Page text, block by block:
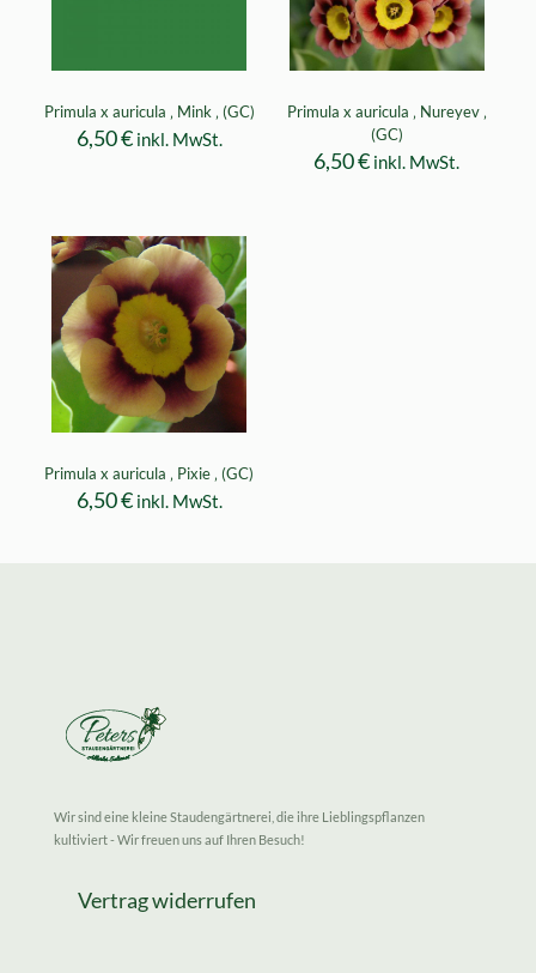
Primula x auricula ‚ Mink ‚ (GC)
6,50€ inkl. MwSt.
Primula x auricula ‚ Nureyev ‚
(GC)
6,50€ inkl. MwSt.
Primula x auricula ‚ Pixie ‚ (GC)
6,50€ inkl. MwSt.
Wir sind eine kleine Staudengärtnerei, die ihre Lieblingspflanzen
kultiviert - Wir freuen uns auf Ihren Besuch!
Vertrag widerrufen